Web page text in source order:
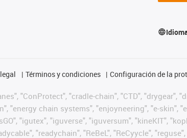
Términos y condiciones Configuración de la
"ConProtect", "cradle-chain", "CTD", "drygear",
"energy chain systems", "enjoyneering", "e-skin",
"igutex", "iguverse", "iguversum", "kineKIT",
"readychain", "ReBeL", "ReCyycle",